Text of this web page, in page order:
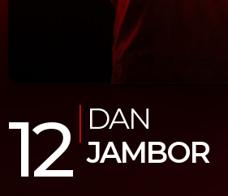
12| DAN
JAMBOR